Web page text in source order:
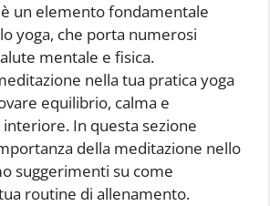
un elemento fondamentale
yoga, che porta numerosi
mentale e fisica.
nella tua pratica yoga
equilibrio, calma e
interiore. In questa sezione
della meditazione nello
suggerimenti su come
routine di allenamento.